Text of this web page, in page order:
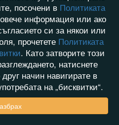
посочени в Политиката
информация или ако
си за някои или
прочетете Политиката
. Като затворите този
натиснете
начин навигирате в
на „бисквитки“.